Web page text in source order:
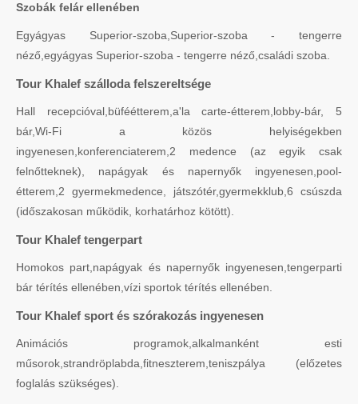
Szobák felár ellenében
Egyágyas Superior-szoba,Superior-szoba - tengerre
néző,egyágyas Superior-szoba - tengerre néző,családi szoba.
Tour Khalef szálloda felszereltsége
Hall recepcióval,büféétterem,a'la carte-étterem,lobby-bár, 5
bár,Wi-Fi a közös helyiségekben
ingyenesen,konferenciaterem,2 medence (az egyik csak
felnőtteknek), napágyak és napernyők ingyenesen,pool-
étterem,2 gyermekmedence, játszótér,gyermekklub,6 csúszda
(időszakosan működik, korhatárhoz kötött).
Tour Khalef tengerpart
Homokos part,napágyak és napernyők ingyenesen,tengerparti
bár térítés ellenében,vízi sportok térítés ellenében.
Tour Khalef sport és szórakozás ingyenesen
Animációs programok,alkalmanként esti
műsorok,strandröplabda,fitneszterem,teniszpálya (előzetes
foglalás szükséges).